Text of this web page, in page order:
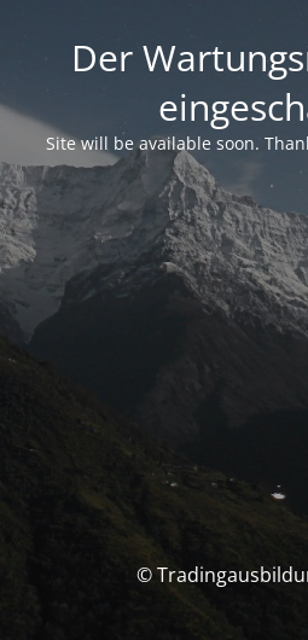
Der
Site will be available soon.
©